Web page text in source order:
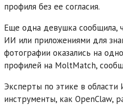
профиля без ее согласия.
Еще одна девушка сообщила,
ИИ или приложениями для
фотографии оказались на
профилей на MoltMatch,
Эксперты по этике в области
инструменты, как OpenClaw,